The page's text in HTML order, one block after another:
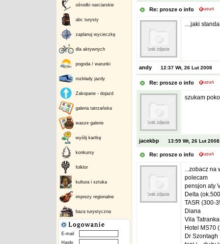
ośrodki narciarskie
abc turysty
zaplanuj wycieczkę
dla aktywnych
pogoda / warunki
rozkłady jazdy
Zakopane - dojazd
galeria tatrzańska
wasze galerie
wyślij kartkę
konkursy
folklor
kultura i sztuka
imprezy regionalne
baza turystyczna
E-mail
Hasło
Re: prosze o info
....jaki
andy 12:37 Wt, 26 Lut 2008
Re: prosze o info
szukam
jacekbp 13:59 Wt, 26 Lut 2008
Re: prosze o info
...zobacz na
polecam
pensjon aty
Delta
TASR (300-
Diana
Vila
Hotel MS70
Dr Szontagh